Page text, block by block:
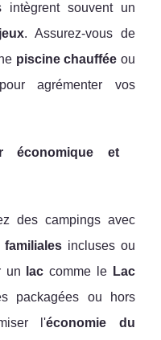
intègrent souvent un
. Assurez-vous de
piscine chauffée ou
agrémenter vos
économique et
des campings avec
familiales incluses ou
un
lac comme le Lac
packagées ou hors
l'économie du